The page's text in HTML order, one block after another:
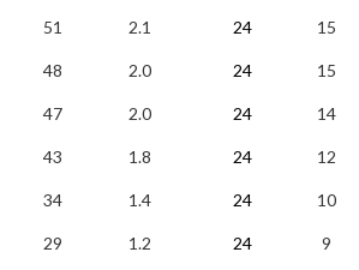
51 2.1 24 15
48 2.0 24 15
47 2.0 24 14
43 1.8 24 12
34 1.4 24 10
29 1.2 24 9